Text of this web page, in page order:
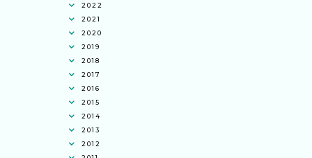
2022
2021
2020
2019
2018
2017
2016
2015
2014
2013
2012